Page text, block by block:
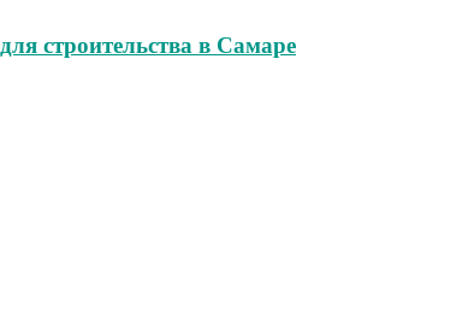
строительства в Самаре